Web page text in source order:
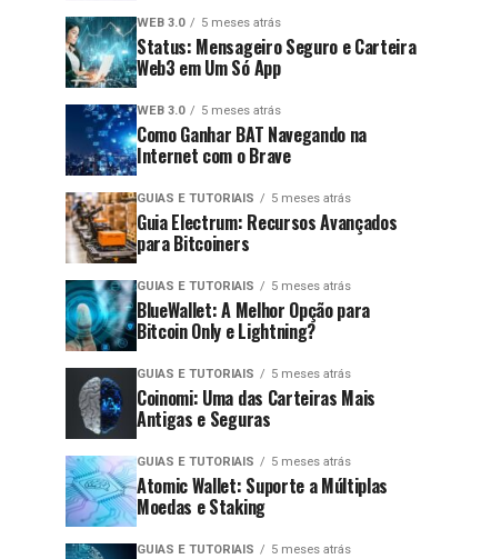
WEB 3.0 5 meses atrás
Status: Mensageiro Seguro e Carteira
Web3 em Um Só App
WEB 3.0 5 meses atrás
Como Ganhar BAT Navegando na
Internet com o Brave
GUIAS E TUTORIAIS 5 meses atrás
Guia Electrum: Recursos Avançados
para Bitcoiners
GUIAS E TUTORIAIS 5 meses atrás
BlueWallet: A Melhor Opção para
Bitcoin Only e Lightning?
GUIAS E TUTORIAIS 5 meses atrás
Coinomi: Uma das Carteiras Mais
Antigas e Seguras
GUIAS E TUTORIAIS 5 meses atrás
Atomic Wallet: Suporte a Múltiplas
Moedas e Staking
GUIAS E TUTORIAIS 5 meses atrás